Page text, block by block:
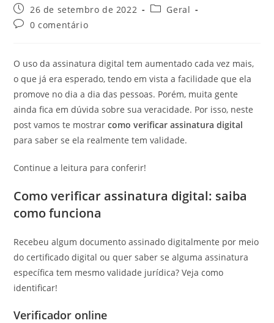
Post
publicado:
26 de setembro de 2022
Categoria
Geral
Comentários
0 comentário
O uso da assinatura digital tem aumentado cada vez mais,
o que já era esperado, tendo em vista a facilidade que ela
promove no dia a dia das pessoas. Porém, muita gente
ainda fica em dúvida sobre sua veracidade. Por isso, neste
post vamos te mostrarcomo verificar assinatura digital
para saber se ela realmente tem validade.
Continue a leitura para conferir!
Como verificar assinatura digital: saiba
como funciona
Recebeu algum documento assinado digitalmente por meio
do certificado digital ou quer saber se alguma assinatura
específica tem mesmo validade jurídica? Veja como
identificar!
Verificador online